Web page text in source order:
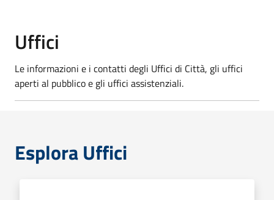
Uffici
Le informazioni e i contatti degli Uffici di Città, gli uffici
aperti al pubblico e gli uffici assistenziali.
Esplora Uffici